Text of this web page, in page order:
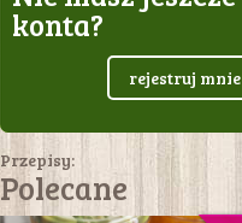
konta?
rejestruj mnie
Przepisy:
Polecane